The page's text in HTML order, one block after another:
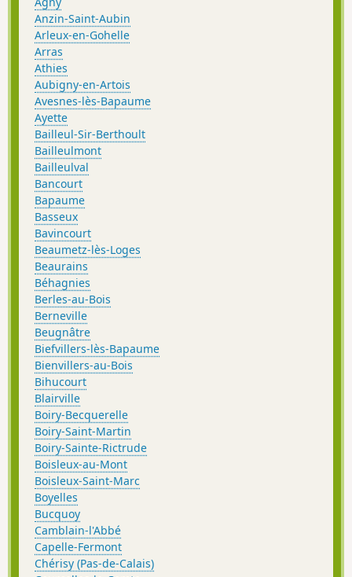
Anzin-Saint-Aubin
Arleux-en-Gohelle
Arras
Athies
Aubigny-en-Artois
Avesnes-lès-Bapaume
Ayette
Bailleul-Sir-Berthoult
Bailleulmont
Bailleulval
Bancourt
Bapaume
Basseux
Bavincourt
Beaumetz-lès-Loges
Beaurains
Béhagnies
Berles-au-Bois
Berneville
Beugnâtre
Biefvillers-lès-Bapaume
Bienvillers-au-Bois
Bihucourt
Blairville
Boiry-Becquerelle
Boiry-Saint-Martin
Boiry-Sainte-Rictrude
Boisleux-au-Mont
Boisleux-Saint-Marc
Boyelles
Bucquoy
Camblain-l'Abbé
Capelle-Fermont
Chérisy (Pas-de-Calais)